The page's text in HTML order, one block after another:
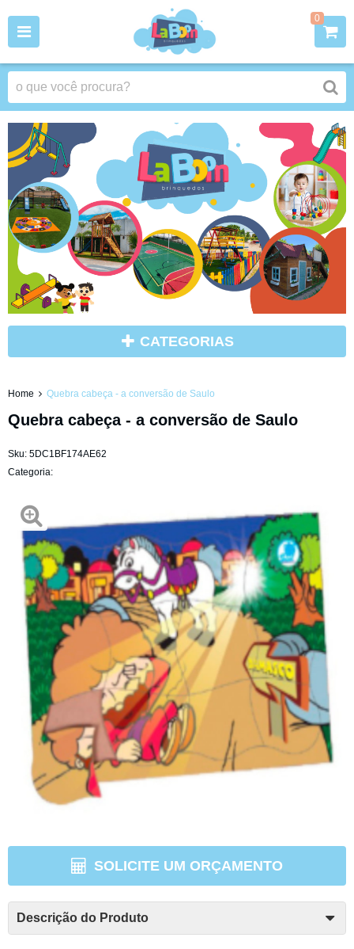
0
CATEGORIAS
Home Quebra cabeça - a conversão de Saulo
Quebra cabeça - a conversão de Saulo
Sku: 5DC1BF174AE62
Categoria:
SOLICITE UM ORÇAMENTO
Descrição do Produto